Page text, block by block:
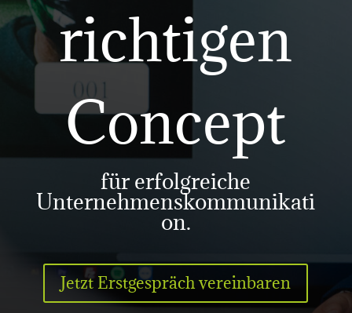
richtigen
Concept
für erfolgreiche
Unternehmenskommunikati
on.
Jetzt Erstgespräch vereinbaren